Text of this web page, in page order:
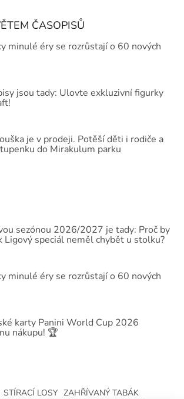
ČASOPISŮ
minulé éry se rozrůstají o 60 nových
jsou tady: Ulovte exkluzivní figurky
je v prodeji. Potěší děti i rodiče a
do Mirakulum parku
sezónou 2026/2027 je tady: Proč by
Ligový speciál neměl chybět u stolku?
minulé éry se rozrůstají o 60 nových
karty Panini World Cup 2026
nákupu! 🏆
STÍRACÍ LOSY ZAHŘÍVANÝ TABÁK